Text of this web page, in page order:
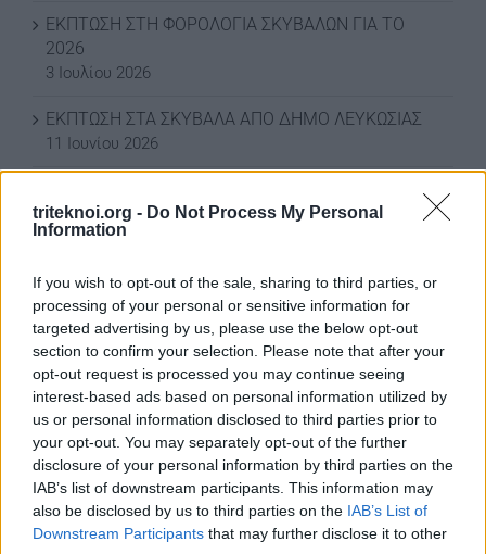
triteknoi.org - Do Not Process My Personal
Information
If you wish to opt-out of the sale, sharing to third parties, or
processing of your personal or sensitive information for
targeted advertising by us, please use the below opt-out
section to confirm your selection. Please note that after your
opt-out request is processed you may continue seeing
interest-based ads based on personal information utilized by
us or personal information disclosed to third parties prior to
your opt-out. You may separately opt-out of the further
disclosure of your personal information by third parties on the
IAB’s list of downstream participants. This information may
also be disclosed by us to third parties on the IAB’s List of
Downstream Participants that may further disclose it to other
ΕΚΠΤΩΣΗ ΣΤΗ ΦΟΡΟΛΟΓΙΑ ΣΚΥΒΑΛΩΝ ΓΙΑ ΤΟ
2026
3 Ιουλίου 2026
ΕΚΠΤΩΣΗ ΣΤΑ ΣΚΥΒΑΛΑ ΑΠΟ ΔΗΜΟ ΛΕΥΚΩΣΙΑΣ
11 Ιουνίου 2026
Water World Ayia Napa Cyprus ΕΚΠΤΩΣΗ ΓΙΑ 2026
8 Ιουνίου 2026
ΜΑΡΩΝΙΟΥ
3 Ιουνίου 2026
ΟΙ ΕΚΔΗΛΩΣΕΙΣ ΜΑΣ